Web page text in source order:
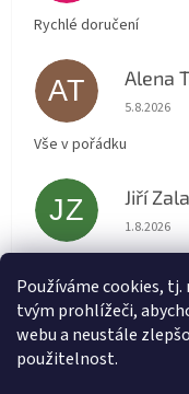
Používáme cookies, tj.
tvým prohlížeči,
webu a neustále
použitelnost.
Rychlé doručení
AT Alena
5.8.2026
Vše v pořádku
JZ Jiří
1.8.2026
L Lída
31.7.2026